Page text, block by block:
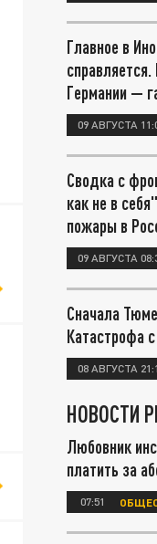
Главное в
Германии —
09 АВГУСТА
Сводка с
как не в
пожары в
09 АВГУСТА
Сначала
Катастрофа
08 АВГУСТА
НОВОСТИ
Любовник
платить за
07:51